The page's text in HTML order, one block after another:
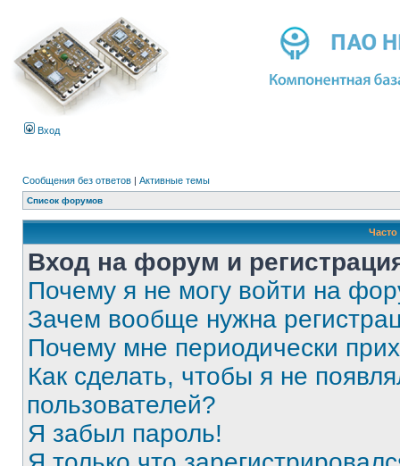
Вход
Сообщения без ответов | Активные темы
Список форумов
Вход на форум и
Почему я не могу войти на
Зачем вообще нужна
Почему мне периодически
Как сделать, чтобы я не
пользователей?
Я забыл пароль!